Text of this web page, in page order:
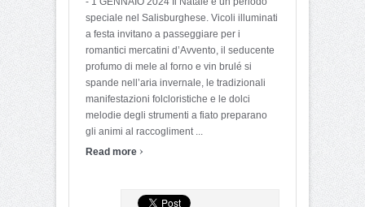
speciale nel Salisburghese. Vicoli illuminati
a festa invitano a passeggiare per i
romantici mercatini d’Avvento, il seducente
profumo di mele al forno e vin brulé si
spande nell’aria invernale, le tradizionali
manifestazioni folcloristiche e le dolci
melodie degli strumenti a fiato preparano
gli animi al raccogliment ...
Read more ›